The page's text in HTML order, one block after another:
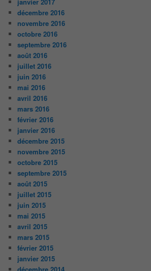
janvier 2017
décembre 2016
novembre 2016
octobre 2016
septembre 2016
août 2016
juillet 2016
juin 2016
mai 2016
avril 2016
mars 2016
février 2016
janvier 2016
décembre 2015
novembre 2015
octobre 2015
septembre 2015
août 2015
juillet 2015
juin 2015
mai 2015
avril 2015
mars 2015
février 2015
janvier 2015